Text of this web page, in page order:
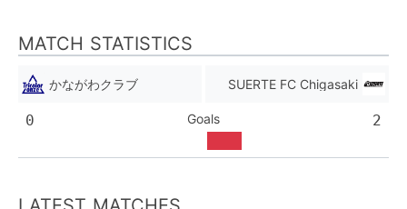
MATCH STATISTICS
かながわクラブ SUERTE FC Chigasaki
0 Goals 2